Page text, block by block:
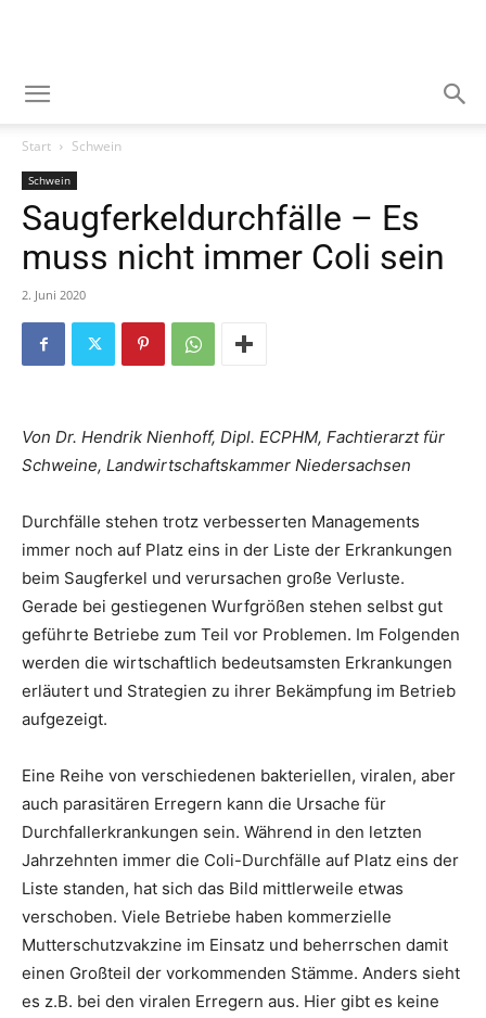
Start Schwein
Schwein
Saugferkeldurchfälle – Es
muss nicht immer Coli sein
2. Juni 2020
Von Dr. Hendrik Nienhoff, Dipl. ECPHM, Fachtierarzt für
Schweine, Landwirtschaftskammer Niedersachsen
Durchfälle stehen trotz verbesserten Managements
immer noch auf Platz eins in der Liste der Erkrankungen
beim Saugferkel und verursachen große Verluste.
Gerade bei gestiegenen Wurfgrößen stehen selbst gut
geführte Betriebe zum Teil vor Problemen. Im Folgenden
werden die wirtschaftlich bedeutsamsten Erkrankungen
erläutert und Strategien zu ihrer Bekämpfung im Betrieb
aufgezeigt.
Eine Reihe von verschiedenen bakteriellen, viralen, aber
auch parasitären Erregern kann die Ursache für
Durchfallerkrankungen sein. Während in den letzten
Jahrzehnten immer die Coli-Durchfälle auf Platz eins der
Liste standen, hat sich das Bild mittlerweile etwas
verschoben. Viele Betriebe haben kommerzielle
Mutterschutzvakzine im Einsatz und beherrschen damit
einen Großteil der vorkommenden Stämme. Anders sieht
es z.B. bei den viralen Erregern aus. Hier gibt es keine